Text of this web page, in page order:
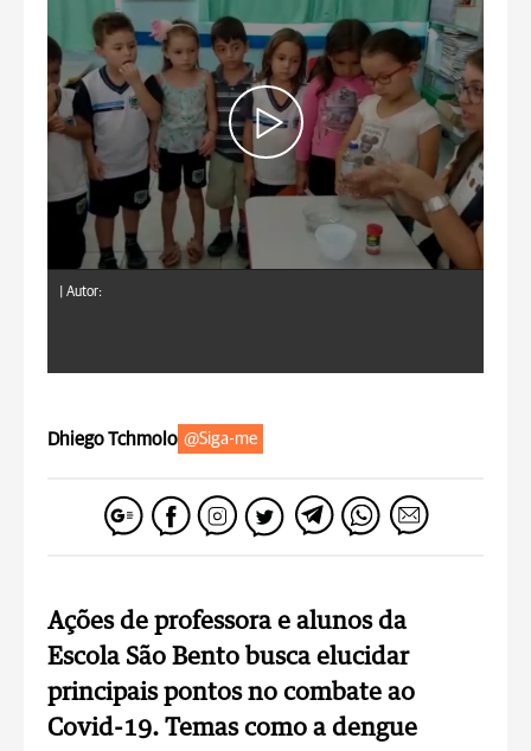
Autor:
Dhiego Tchmolo @Siga-me
Ações de professora e alunos da
Escola São Bento busca elucidar
principais pontos no combate ao
Covid-19. Temas como a dengue